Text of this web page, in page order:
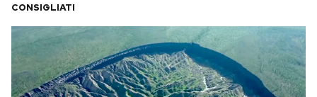
SHOP
CALENDARIO
CONSIGLIATI